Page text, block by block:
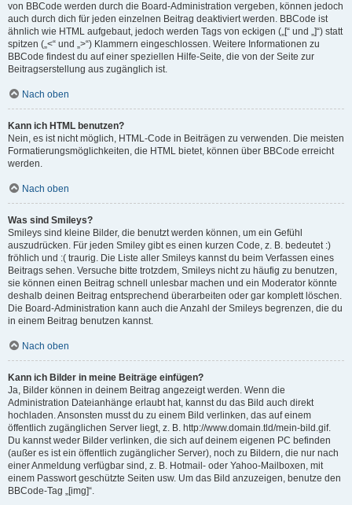
von BBCode werden durch die Board-Administration vergeben, können jedoch
auch durch dich für jeden einzelnen Beitrag deaktiviert werden. BBCode ist
ähnlich wie HTML aufgebaut, jedoch werden Tags von eckigen („[“ und „]“) statt
spitzen („<“ und „>“) Klammern eingeschlossen. Weitere Informationen zu
BBCode findest du auf einer speziellen Hilfe-Seite, die von der Seite zur
Beitragserstellung aus zugänglich ist.
Nach oben
Kann ich HTML benutzen?
Nein, es ist nicht möglich, HTML-Code in Beiträgen zu verwenden. Die meisten
Formatierungsmöglichkeiten, die HTML bietet, können über BBCode erreicht
werden.
Nach oben
Was sind Smileys?
Smileys sind kleine Bilder, die benutzt werden können, um ein Gefühl
auszudrücken. Für jeden Smiley gibt es einen kurzen Code, z. B. bedeutet :)
fröhlich und :( traurig. Die Liste aller Smileys kannst du beim Verfassen eines
Beitrags sehen. Versuche bitte trotzdem, Smileys nicht zu häufig zu benutzen,
sie können einen Beitrag schnell unlesbar machen und ein Moderator könnte
deshalb deinen Beitrag entsprechend überarbeiten oder gar komplett löschen.
Die Board-Administration kann auch die Anzahl der Smileys begrenzen, die du
in einem Beitrag benutzen kannst.
Nach oben
Kann ich Bilder in meine Beiträge einfügen?
Ja, Bilder können in deinem Beitrag angezeigt werden. Wenn die
Administration Dateianhänge erlaubt hat, kannst du das Bild auch direkt
hochladen. Ansonsten musst du zu einem Bild verlinken, das auf einem
öffentlich zugänglichen Server liegt, z. B. http://www.domain.tld/mein-bild.gif.
Du kannst weder Bilder verlinken, die sich auf deinem eigenen PC befinden
(außer es ist ein öffentlich zugänglicher Server), noch zu Bildern, die nur nach
einer Anmeldung verfügbar sind, z. B. Hotmail- oder Yahoo-Mailboxen, mit
einem Passwort geschützte Seiten usw. Um das Bild anzuzeigen, benutze den
BBCode-Tag „[img]“.